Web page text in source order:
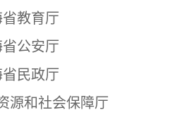
教育厅
公安厅
民政厅
源和社会保障厅